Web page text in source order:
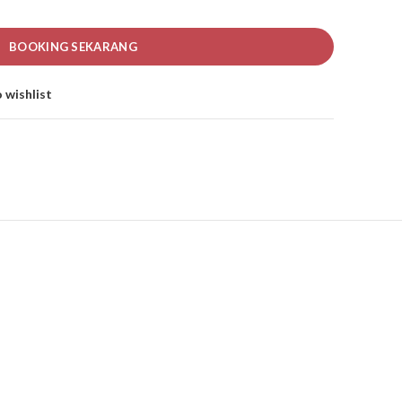
BOOKING SEKARANG
wishlist